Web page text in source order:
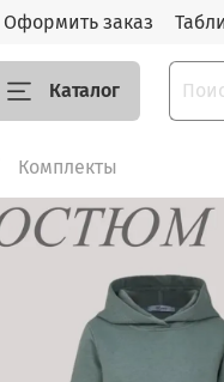
Оформить заказ
Каталог
Комплекты